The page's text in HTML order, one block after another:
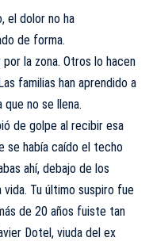
el dolor no ha
de forma.
la zona. Otros lo hacen
familias han aprendido a
que no se llena.
de golpe al recibir esa
se había caído el techo
ahí, debajo de los
Tu último suspiro fue
de 20 años fuiste tan
Dotel, viuda del ex